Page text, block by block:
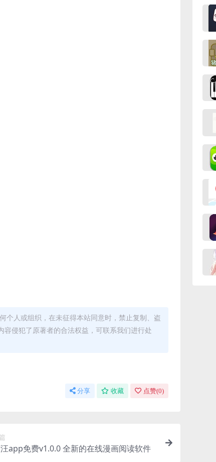
个人或组织，在未征得本站同意时，禁止复制、盗
侵犯了原著者的合法权益，可联系我们进行处
分享 收藏 点赞(0)
app免费v1.0.0 全新的在线漫画阅读软件